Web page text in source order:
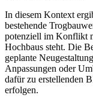
In diesem Kontext
bestehende
potenziell im Konflikt
Hochbaus steht. Die
geplante
Anpassungen oder
dafür zu erstellenden
erfolgen.